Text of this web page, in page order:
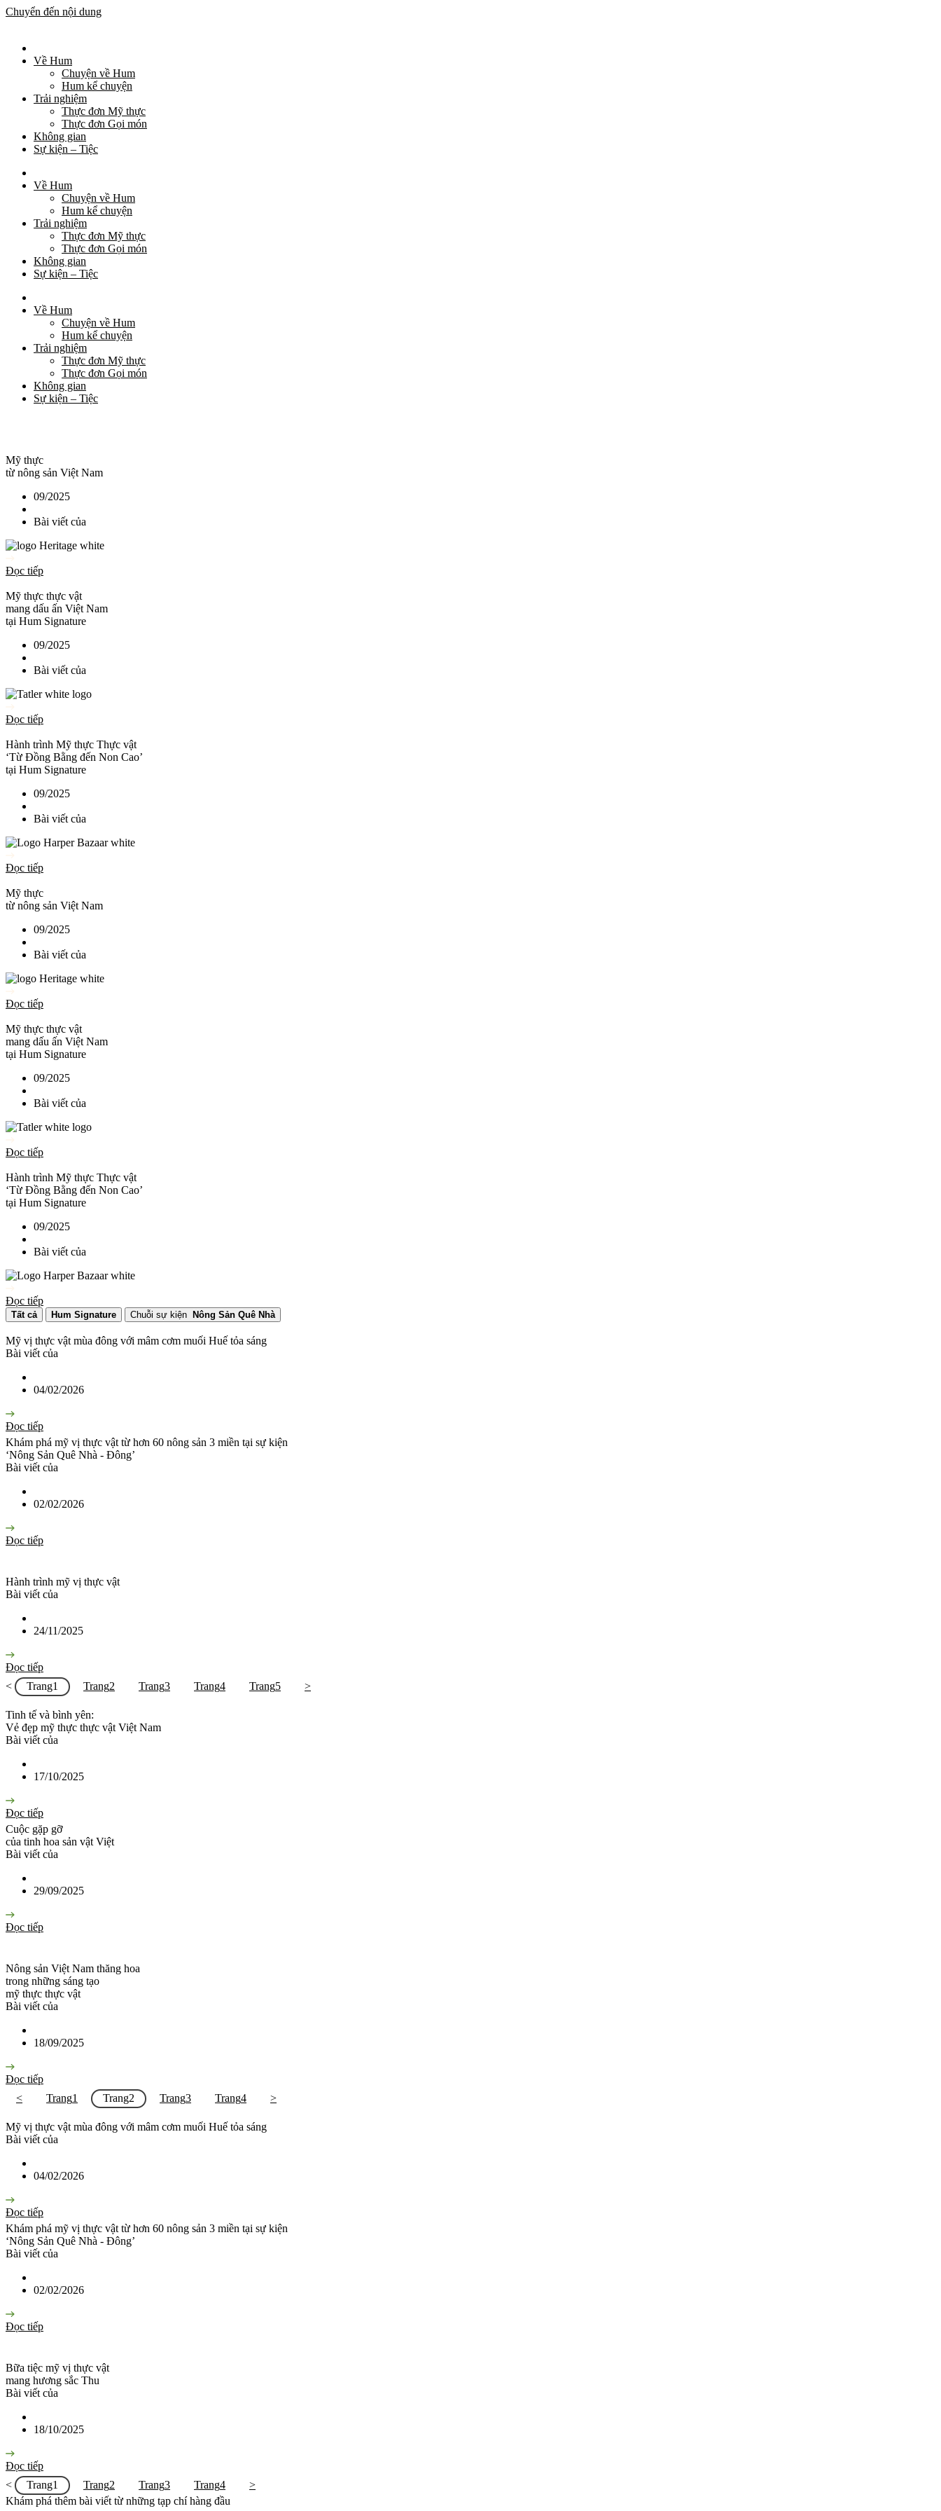
Chuyển đến nội dung
Về Hum
Chuyện về Hum
Hum kể chuyện
Trải nghiệm
Thực đơn Mỹ thực
Thực đơn Gọi món
Không gian
Sự kiện – Tiệc
Về Hum
Chuyện về Hum
Hum kể chuyện
Trải nghiệm
Thực đơn Mỹ thực
Thực đơn Gọi món
Không gian
Sự kiện – Tiệc
Về Hum
Chuyện về Hum
Hum kể chuyện
Trải nghiệm
Thực đơn Mỹ thực
Thực đơn Gọi món
Không gian
Sự kiện – Tiệc
Mỹ thực
từ nông sản Việt Nam
09/2025
Bài viết của
Đọc tiếp
Mỹ thực thực vật
mang dấu ấn Việt Nam
tại Hum Signature
09/2025
Bài viết của
Đọc tiếp
Hành trình Mỹ thực Thực vật
‘Từ Đồng Bằng đến Non Cao’
tại Hum Signature
09/2025
Bài viết của
Đọc tiếp
Mỹ thực
từ nông sản Việt Nam
09/2025
Bài viết của
Đọc tiếp
Mỹ thực thực vật
mang dấu ấn Việt Nam
tại Hum Signature
09/2025
Bài viết của
Đọc tiếp
Hành trình Mỹ thực Thực vật
‘Từ Đồng Bằng đến Non Cao’
tại Hum Signature
09/2025
Bài viết của
Đọc tiếp
Tất cả Hum Signature Chuỗi sự kiện Nông Sản Quê Nhà
Mỹ vị thực vật mùa đông với mâm cơm muối Huế tỏa sáng
Bài viết của
04/02/2026
Đọc tiếp
Khám phá mỹ vị thực vật từ hơn 60 nông sản 3 miền tại sự kiện
‘Nông Sản Quê Nhà - Đông’
Bài viết của
02/02/2026
Đọc tiếp
Hành trình mỹ vị thực vật
Bài viết của
24/11/2025
Đọc tiếp
<
Trang1 Trang2 Trang3 Trang4 Trang5 >
Tinh tế và bình yên:
Vẻ đẹp mỹ thực thực vật Việt Nam
Bài viết của
17/10/2025
Đọc tiếp
Cuộc gặp gỡ
của tinh hoa sản vật Việt
Bài viết của
29/09/2025
Đọc tiếp
Nông sản Việt Nam thăng hoa
trong những sáng tạo
mỹ thực thực vật
Bài viết của
18/09/2025
Đọc tiếp
<
Trang1 Trang2 Trang3 Trang4 >
Mỹ vị thực vật mùa đông với mâm cơm muối Huế tỏa sáng
Bài viết của
04/02/2026
Đọc tiếp
Khám phá mỹ vị thực vật từ hơn 60 nông sản 3 miền tại sự kiện
‘Nông Sản Quê Nhà - Đông’
Bài viết của
02/02/2026
Đọc tiếp
Bữa tiệc mỹ vị thực vật
mang hương sắc Thu
Bài viết của
18/10/2025
Đọc tiếp
<
Trang1 Trang2 Trang3 Trang4
>
Khám phá thêm bài viết từ những tạp chí hàng đầu